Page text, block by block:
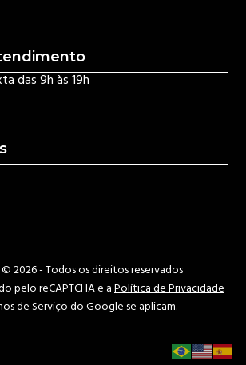
das 9h às 19h
2026 - Todos os direitos reservados
pelo reCAPTCHA e aPolítica de Privacidade
de Serviçodo Google se aplicam.